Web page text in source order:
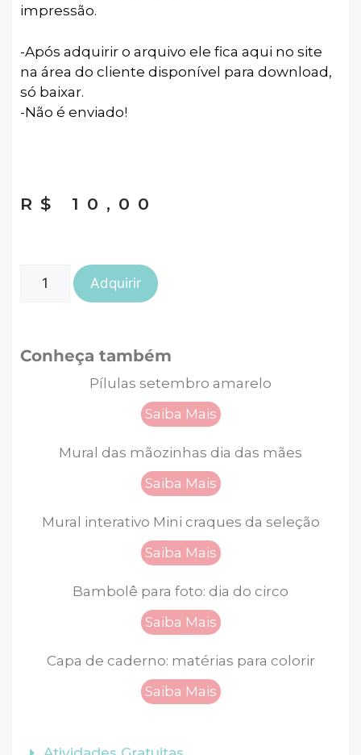
impressão.
-Após adquirir o arquivo ele fica aqui no site
na área do cliente disponível para download,
só baixar.
-Não é enviado!
R$ 10,00
Adquirir
Conheça também
Pílulas setembro amarelo
Saiba Mais
Mural das mãozinhas dia das mães
Saiba Mais
Mural interativo Mini craques da seleção
Saiba Mais
Bambolê para foto: dia do circo
Saiba Mais
Capa de caderno: matérias para colorir
Saiba Mais